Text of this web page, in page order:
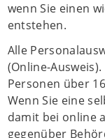
wenn Sie einen
entstehen.
Alle
(Online-
Personen über
Wenn Sie eine
damit bei online
gegenüber